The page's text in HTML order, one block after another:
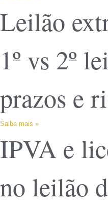
Leilão
1º vs 2º
prazos e
Saiba mais »
IPVA e
no leilão